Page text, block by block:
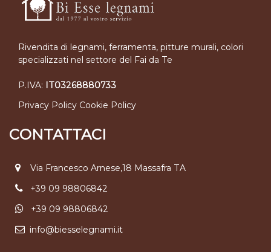
Rivendita di legnami, ferramenta, pitture murali, colori
specializzati nel settore del Fai da Te
P.IVA: IT03268880733
Privacy Policy Cookie Policy
CONTATTACI
Via Francesco Arnese,18 Massafra TA
+39 09 98806842
+39 09 98806842
info@biesselegnami.it